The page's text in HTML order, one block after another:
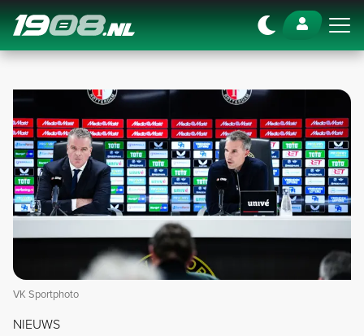
Navigation
VK Sportphoto
NIEUWS